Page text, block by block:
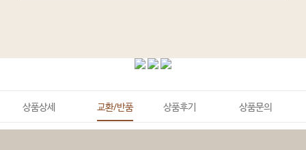
상품상세 교환/반품 상품후기 상품문의